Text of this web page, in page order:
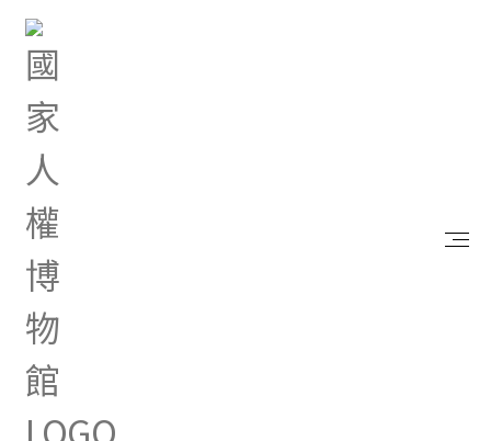
首頁
走過長夜輯二 看到陽光的時候